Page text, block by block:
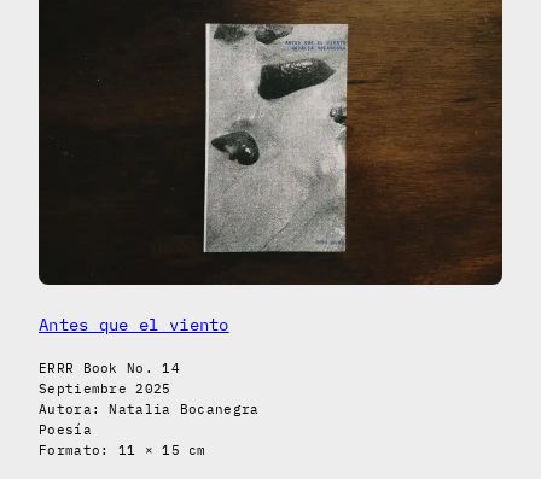
Antes que el viento
ERRR Book No. 14
Septiembre 2025
Autora: Natalia Bocanegra
Poesía
Formato: 11 × 15 cm